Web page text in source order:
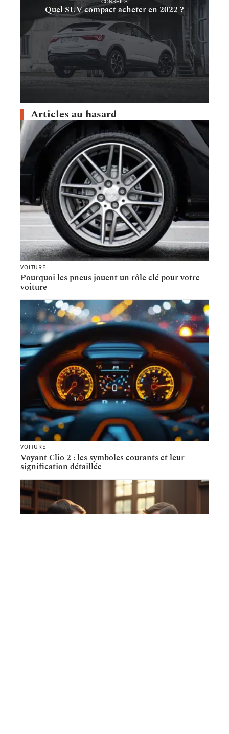
CONSEILS
Quel SUV compact acheter en 2022 ?
Articles au hasard
VOITURE
Pourquoi les pneus jouent un rôle clé pour votre
voiture
VOITURE
Voyant Clio 2 : les symboles courants et leur
signification détaillée